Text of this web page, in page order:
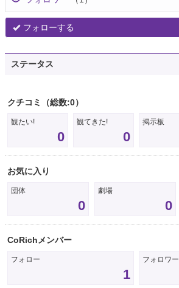
フォローする
ステータス
クチコミ （総数:0）
観たい!
0
観てきた!
0
掲示板
お気に入り
団体
0
劇場
0
CoRichメンバー
フォロー
1
フォロワー